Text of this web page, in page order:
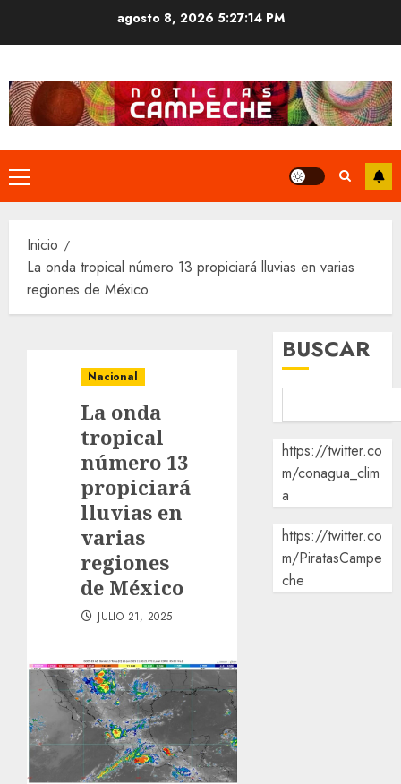
agosto 8, 2026 5:27:14 PM
Menú
principal
Inicio
La onda tropical número 13 propiciará lluvias en varias
regiones de México
Nacional
La onda
tropical
número 13
propiciará
lluvias en
varias
regiones
de México
JULIO 21, 2025
BUSCAR
https://twitter.co
m/conagua_clim
a
https://twitter.co
m/PiratasCampe
che